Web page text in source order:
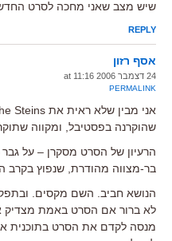
שיש מצב שאני מחכה לסרט החדש
REPLY
אסף רזון
24 דצמבר 2006 at 11:16
PERMALINK
שהוקרנה בפסטיבל, ומקווה
הרעיון של הסרט מסקרן – על
בר-מצווה מהודרת, שנפוץ בקרב
הנושא חביב. השם מקסים.
לא ברור אם הסרט באמת מצדיק
מנסה לקדם את הסרט בתוכנית